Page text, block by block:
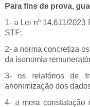
Para fins de prova,
1- a Lei nº 14.611/
STF;
2- a norma concretiza
da isonomia
3- os relatórios de
anonimização dos
4- a mera constatação